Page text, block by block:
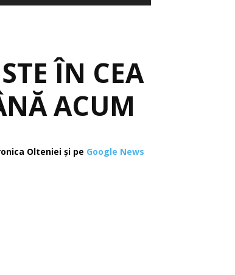
ÎN CEA
ACUM
Olteniei și pe Google News